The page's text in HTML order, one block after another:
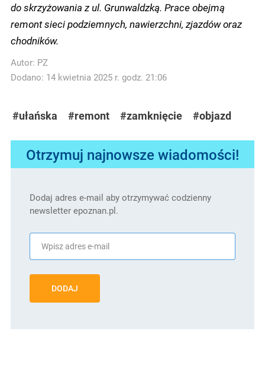
do skrzyżowania z ul. Grunwaldzką. Prace obejmą
remont sieci podziemnych, nawierzchni, zjazdów oraz
chodników.
Autor: PZ
Dodano: 14 kwietnia 2025 r. godz. 21:06
#ułańska #remont #zamknięcie #objazd
Otrzymuj najnowsze wiadomości!
Dodaj adres e-mail aby otrzymywać codzienny
newsletter epoznan.pl.
DODAJ